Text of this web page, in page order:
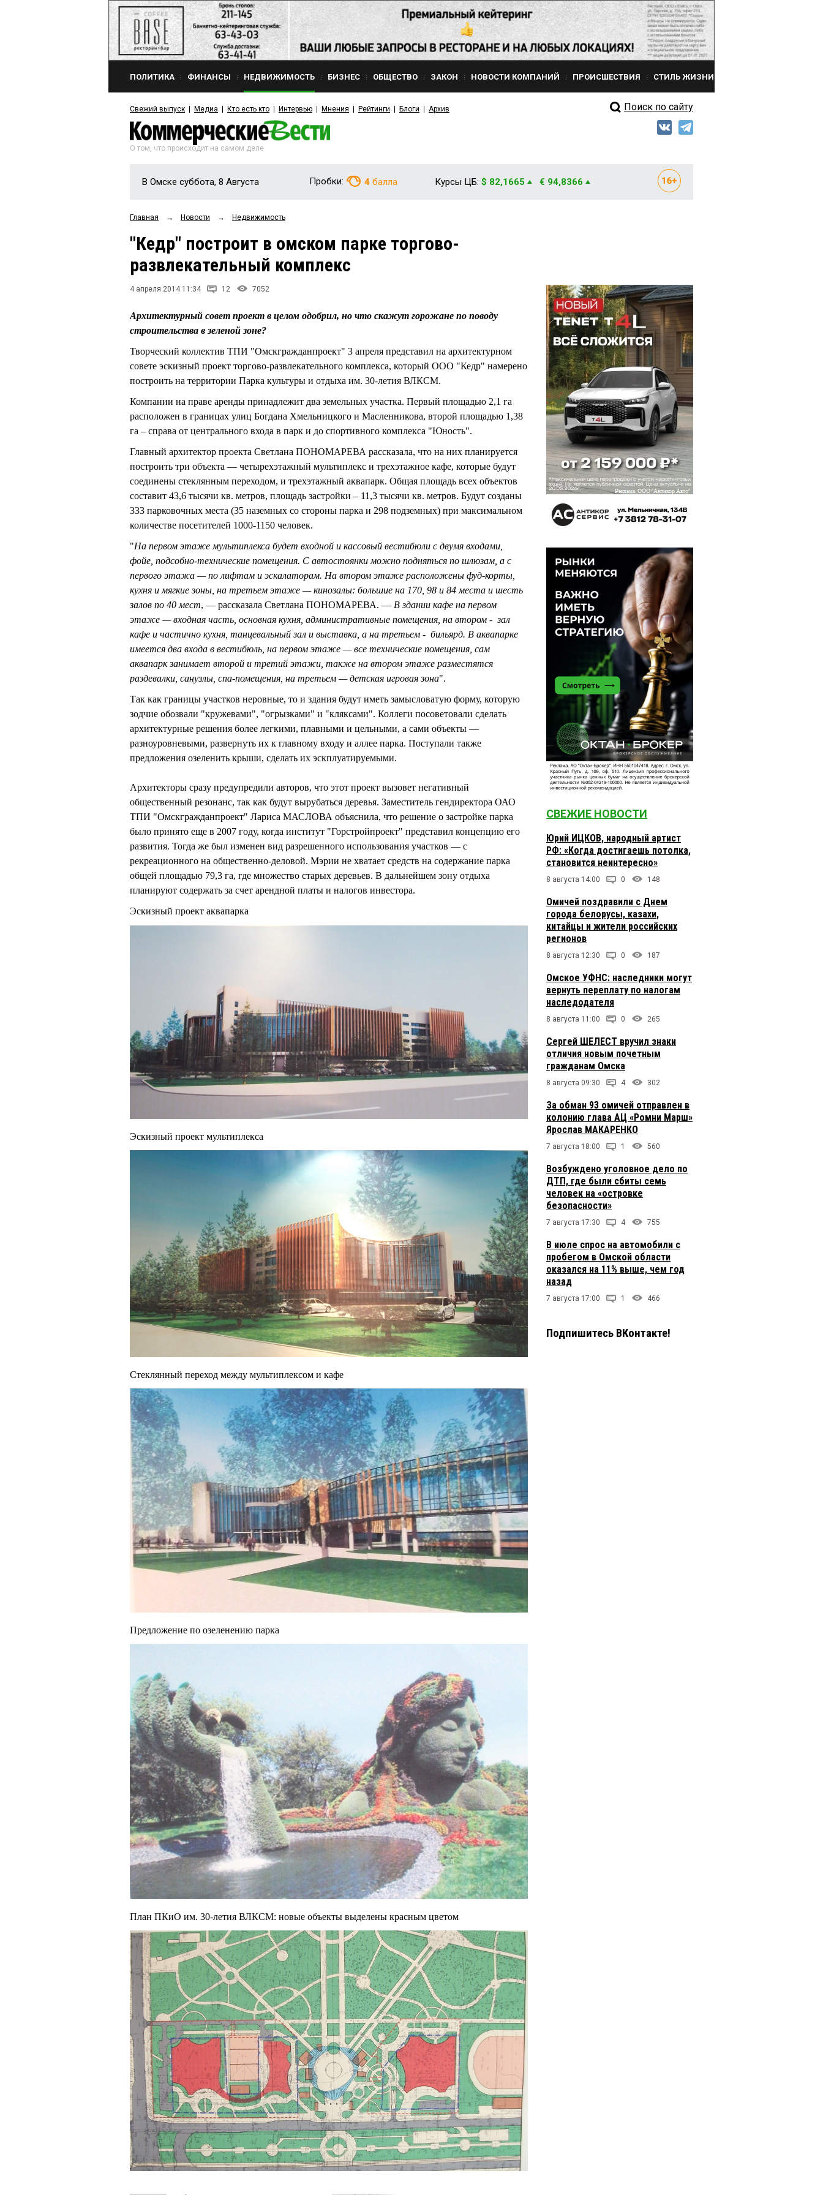
ПОЛИТИКА ФИНАНСЫ НЕДВИЖИМОСТЬ БИЗНЕС ОБЩЕСТВО ЗАКОН НОВОСТИ КОМПАНИЙ ПРОИСШЕСТВИЯ СТИЛЬ ЖИЗНИ
Свежий выпуск Медиа Кто есть кто Интервью Мнения Рейтинги Блоги Архив Поиск по сайту
О том, что происходит на самом деле
В Омске суббота, 8 Августа Пробки: 4 балла Курсы ЦБ: $ 82,1665 € 94,8366
Главная → Новости → Недвижимость
"Кедр" построит в омском парке торгово-
развлекательный комплекс
4 апреля 2014 11:34 12 7052
Архитектурный совет проект в целом одобрил, но что скажут горожане по поводу
строительства в зеленой зоне?
Творческий коллектив ТПИ "Омскгражданпроект" 3 апреля представил на архитектурном
совете эскизный проект торгово-развлекательного комплекса, который ООО "Кедр" намерено
построить на территории Парка культуры и отдыха им. 30-летия ВЛКСМ.
Компании на праве аренды принадлежит два земельных участка. Первый площадью 2,1 га
расположен в границах улиц Богдана Хмельницкого и Масленникова, второй площадью 1,38
га – справа от центрального входа в парк и до спортивного комплекса "Юность".
Главный архитектор проекта Светлана ПОНОМАРЕВА рассказала, что на них планируется
построить три объекта — четырехэтажный мультиплекс и трехэтажное кафе, которые будут
соединены стеклянным переходом, и трехэтажный аквапарк. Общая площадь всех объектов
составит 43,6 тысячи кв. метров, площадь застройки – 11,3 тысячи кв. метров. Будут созданы
333 парковочных места (35 наземных со стороны парка и 298 подземных) при максимальном
количестве посетителей 1000-1150 человек.
"На первом этаже мультиплекса будет входной и кассовый вестибюли с двумя входами,
фойе, подсобно-технические помещения. С автостоянки можно подняться по шлюзам, а с
первого этажа — по лифтам и эскалаторам. На втором этаже расположены фуд-корты,
кухня и мягкие зоны, на третьем этаже — кинозалы: большие на 170, 98 и 84 места и шесть
залов по 40 мест, — рассказала Светлана ПОНОМАРЕВА. — В здании кафе на первом
этаже — входная часть, основная кухня, административные помещения, на втором - зал
кафе и частично кухня, танцевальный зал и выставка, а на третьем - бильярд. В аквапарке
имеется два входа в вестибюль, на первом этаже — все технические помещения, сам
аквапарк занимает второй и третий этажи, также на втором этаже разместятся
раздевалки, санузлы, спа-помещения, на третьем — детская игровая зона".
Так как границы участков неровные, то и здания будут иметь замысловатую форму, которую
зодчие обозвали "кружевами", "огрызками" и "кляксами". Коллеги посоветовали сделать
архитектурные решения более легкими, плавными и цельными, а сами объекты —
разноуровневыми, развернуть их к главному входу и аллее парка. Поступали также
предложения озеленить крыши, сделать их эскплуатируемыми.
Архитекторы сразу предупредили авторов, что этот проект вызовет негативный
общественный резонанс, так как будут вырубаться деревья. Заместитель гендиректора ОАО
ТПИ "Омскгражданпроект" Лариса МАСЛОВА объяснила, что решение о застройке парка
было принято еще в 2007 году, когда институт "Горстройпроект" представил концепцию его
развития. Тогда же был изменен вид разрешенного использования участков — с
рекреационного на общественно-деловой. Мэрии не хватает средств на содержание парка
общей площадью 79,3 га, где множество старых деревьев. В дальнейшем зону отдыха
планируют содержать за счет арендной платы и налогов инвестора.
Эскизный проект аквапарка
Эскизный проект мультиплекса
Стеклянный переход между мультиплексом и кафе
Предложение по озеленению парка
План ПКиО им. 30-летия ВЛКСМ: новые объекты выделены красным цветом
СВЕЖИЕ НОВОСТИ
Юрий ИЦКОВ, народный артист
РФ: «Когда достигаешь потолка,
становится неинтересно»
8 августа 14:00 0 148
Омичей поздравили с Днем
города белорусы, казахи,
китайцы и жители российских
регионов
8 августа 12:30 0 187
Омское УФНС: наследники могут
вернуть переплату по налогам
наследодателя
8 августа 11:00 0 265
Сергей ШЕЛЕСТ вручил знаки
отличия новым почетным
гражданам Омска
8 августа 09:30 4 302
За обман 93 омичей отправлен в
колонию глава АЦ «Ромни Марш»
Ярослав МАКАРЕНКО
7 августа 18:00 1 560
Возбуждено уголовное дело по
ДТП, где были сбиты семь
человек на «островке
безопасности»
7 августа 17:30 4 755
В июле спрос на автомобили с
пробегом в Омской области
оказался на 11% выше, чем год
назад
7 августа 17:00 1 466
Подпишитесь ВКонтакте!